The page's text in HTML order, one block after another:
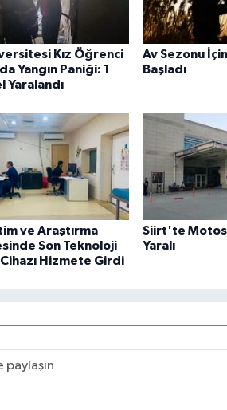
Kız Öğrenci
Yangın Paniği: 1
Yaralandı
Av Sezonu
Başladı
ve Araştırma
Son Teknoloji
Cihazı Hizmete Girdi
Siirt'te
Yaralı